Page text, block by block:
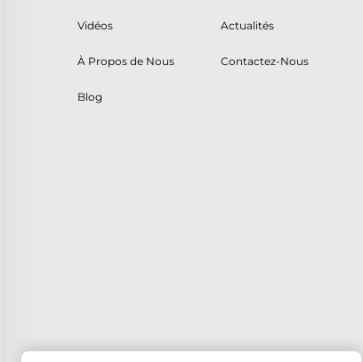
Vidéos Actualités
À Propos de Nous Contactez-Nous
Blog